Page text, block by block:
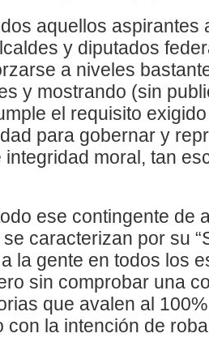
aquellos aspirantes
y diputados
a niveles
y mostrando (sin
el requisito
para gobernar y
integridad moral, tan
ese contingente de
caracterizan por su
la gente en todos los
sin comprobar una
que avalen al
con la intención de